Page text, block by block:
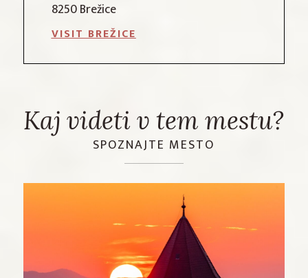
8250 Brežice
VISIT BREŽICE
Kaj videti v tem mestu?
SPOZNAJTE MESTO